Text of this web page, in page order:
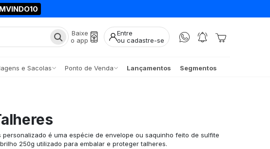
Baixe
o app
Entre
ou cadastre-se
e Sacolas Ponto de Venda Lançamentos Segmentos
personalizado é uma espécie de envelope ou saquinho feito de sulfite
250g utilizado para embalar e proteger talheres.